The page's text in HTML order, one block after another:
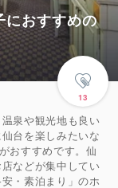
におすすめの
13
泉や観光地も良い
台を楽しみたいな
おすすめです。仙
などが集中してい
・素泊まり」のホ